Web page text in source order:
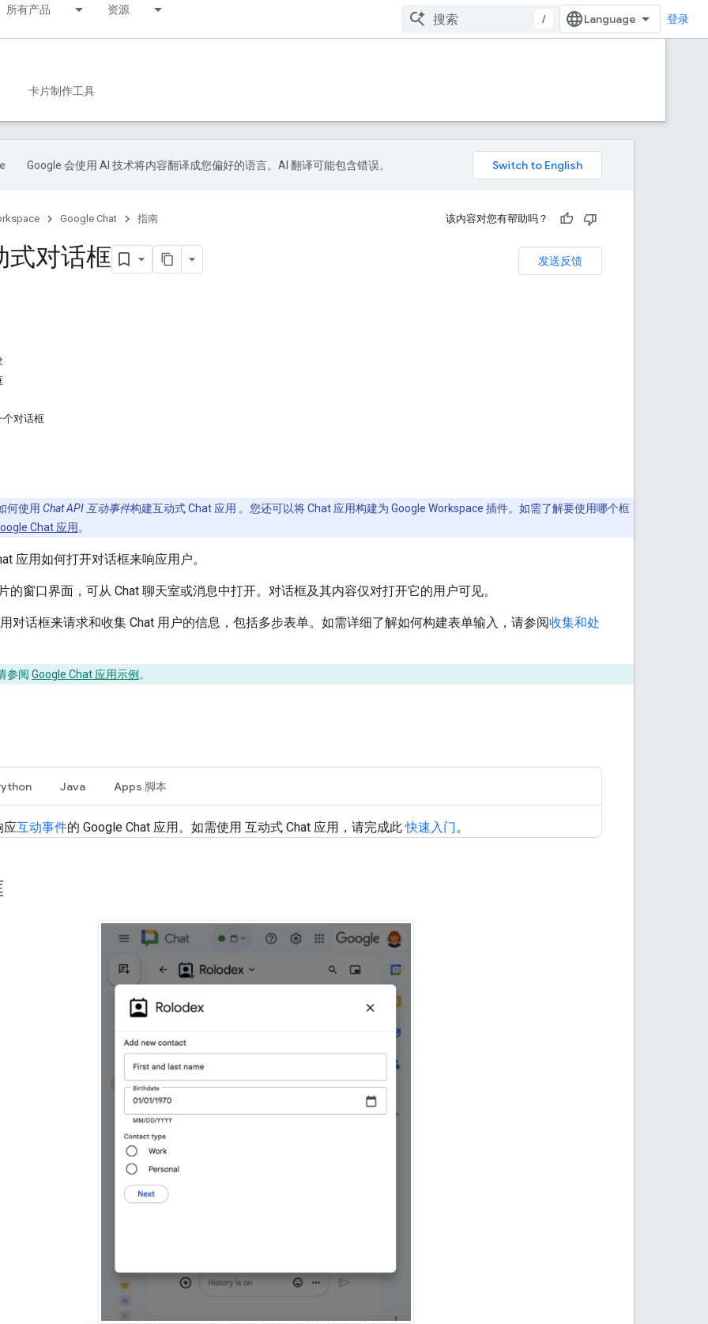
所有产品 资源
/ 登录
卡片制作工具
Google 会使用 AI 技术将内容翻译成您偏好的语言。AI 翻译可能包含错误。
Google Chat 指南 该内容对您有帮助吗？
发送反馈
式对话框
个对话框
何使用 Chat API 互动事件构建互动式 Chat 应用 。您还可以将 Chat 应用构建为 Google Workspace 插件。如需了解要使用哪个框
Chat 应用 。
应用如何打开对话框来响应用户。
的窗口界面，可从 Chat 聊天室或消息中打开。对话框及其内容仅对打开它的用户可见。
用对话框来请求和收集 Chat 用户的信息，包括多步表单。如需详细了解如何构建表单输入，请参阅收集和处
参阅 Google Chat 应用示例 。
Java Apps 脚本
应互动事件的 Google Chat 应用。如需使用 互动式 Chat 应用，请完成此快速入门。